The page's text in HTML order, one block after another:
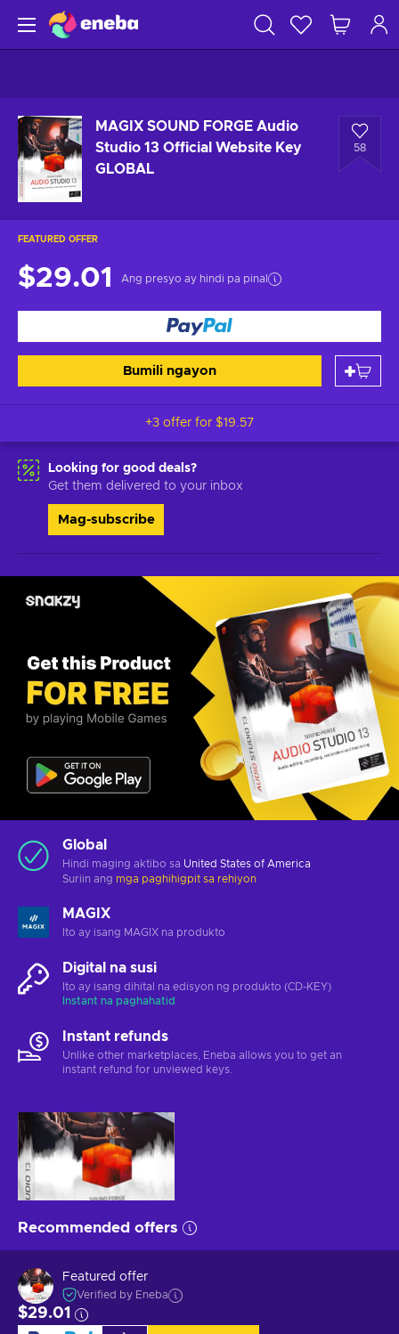
MAGIX SOUND FORGE Audio
Studio 13 Official Website Key
GLOBAL
58
FEATURED OFFER
$29.01 Ang presyo ay hindi pa pinal
Bumili ngayon
+3 offer for $19.57
Looking for good deals?
Get them delivered to your inbox
Mag-subscribe
Global
Hindi maging aktibo sa United States of America
Suriin ang mga paghihigpit sa rehiyon
MAGIX
Ito ay isang MAGIX na produkto
Digital na susi
Ito ay isang dihital na edisyon ng produkto (CD-KEY)
Instant na paghahatid
Instant refunds
Unlike other marketplaces, Eneba allows you to get an
instant refund for unviewed keys.
Recommended offers
Featured offer
Verified by Eneba
$29.01